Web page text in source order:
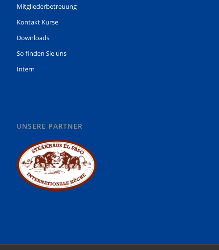
Mitgliederbetreuung
Kontakt Kurse
Downloads
So finden Sie uns
Intern
UNSERE PARTNER